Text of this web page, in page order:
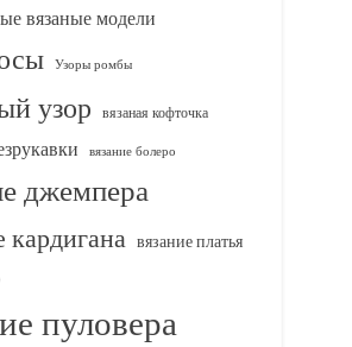
вязаные модели
Узоры ромбы
узор вязаная кофточка
вязание болеро
джемпера
кардигана вязание платья
пуловера